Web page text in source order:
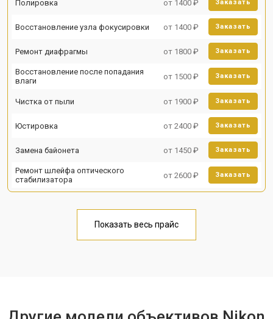
Полировка от 1400 ₽ Заказать
Восстановление узла фокусировки от 1400 ₽ Заказать
Ремонт диафрагмы от 1800 ₽ Заказать
Восстановление после попадания
влаги
от 1500 ₽ Заказать
Чистка от пыли от 1900 ₽ Заказать
Юстировка от 2400 ₽ Заказать
Замена байонета от 1450 ₽ Заказать
Ремонт шлейфа оптического
стабилизатора
от 2600 ₽ Заказать
Показать весь прайс